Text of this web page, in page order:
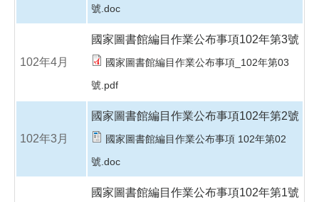
號.doc
102年4月
國家圖書館編目作業公布事項102年第3號
國家圖書館編目作業公布事項_102年第03
號.pdf
102年3月
國家圖書館編目作業公布事項102年第2號
國家圖書館編目作業公布事項 102年第02
號.doc
國家圖書館編目作業公布事項102年第1號